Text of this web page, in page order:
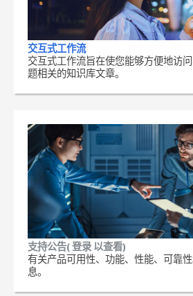
交互式工作流
交互式工作流旨在使您能够方便地访
题相关的知识库文章。
支持公告( 登录 以查看)
有关产品可用性、功能、性能、可靠
息。